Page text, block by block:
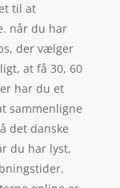
til at
når du har
der vælger
at få 30, 60
har du et
sammenligne
det danske
du har lyst,